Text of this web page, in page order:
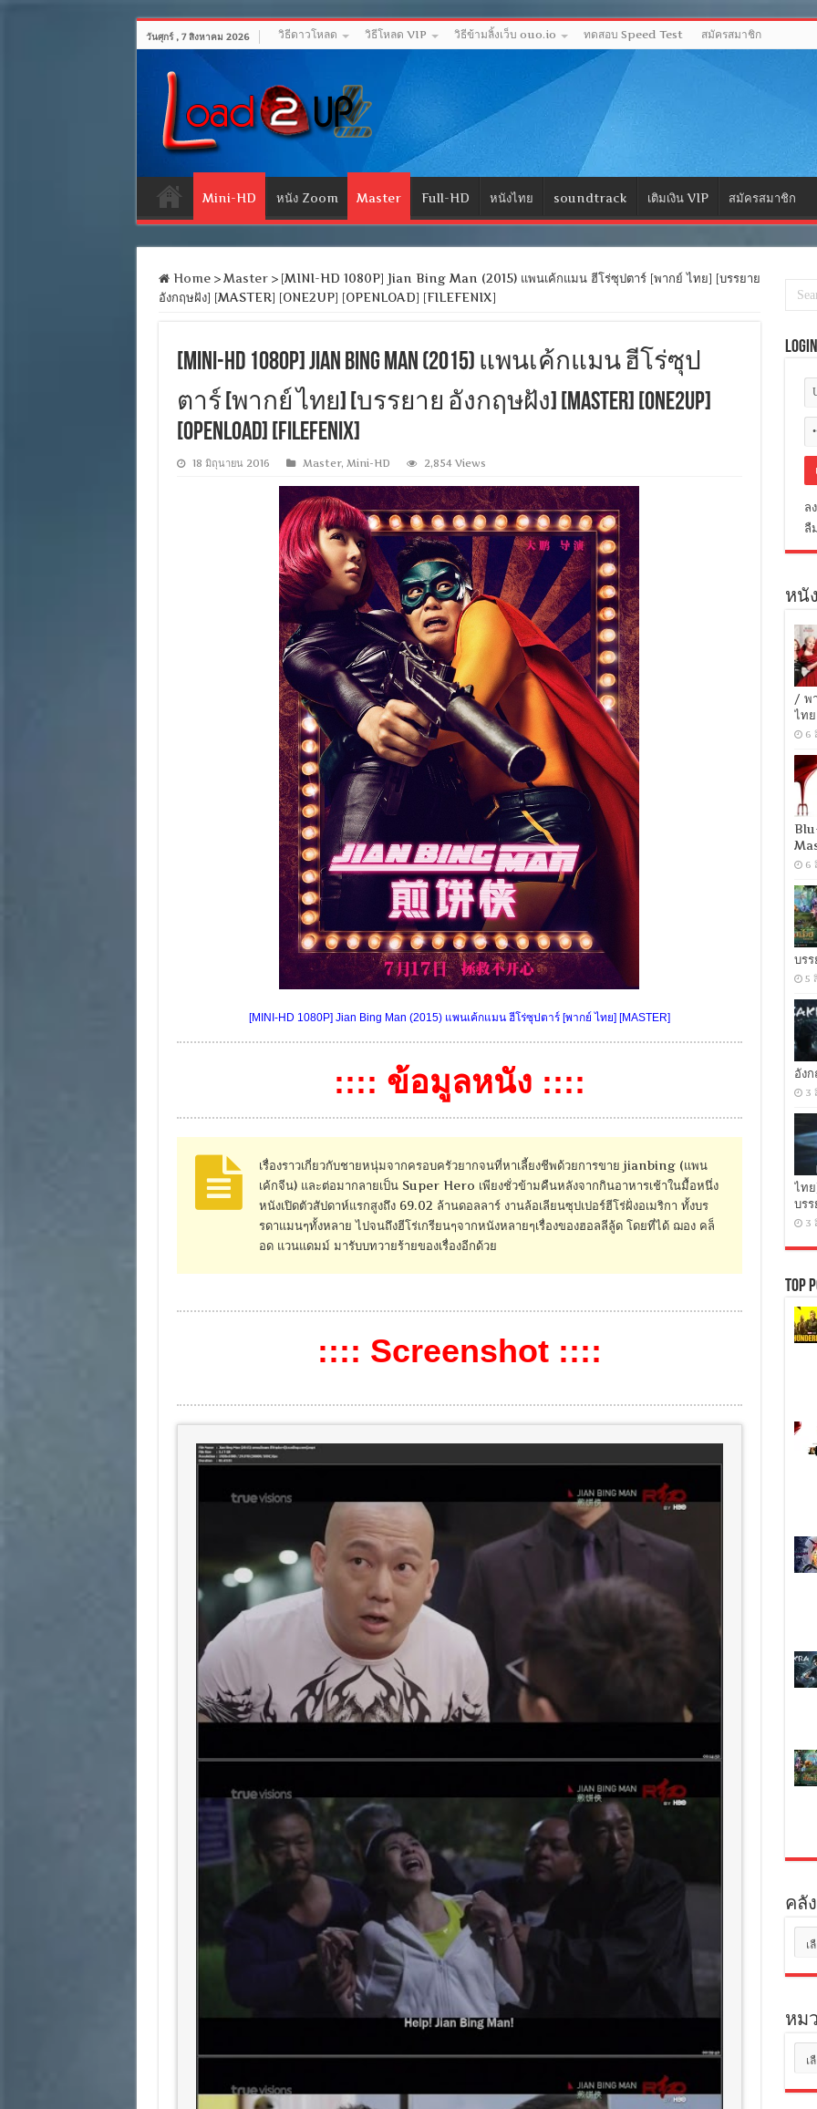
วันศุกร์ , 7 สิงหาคม 2026 วิธีดาวโหลด วิธีโหลด VIP วิธีข้ามลิ้งเว็บ ouo.io ทดสอบ Speed Test สมัครสมาชิก
Mini-HD หนัง Zoom Master Full-HD หนังไทย soundtrack เติมเงิน VIP สมัครสมาชิก
Home > Master > [MINI-HD 1080P] Jian Bing Man (2015) แพนเค้กแมน ฮีโร่ซุปตาร์ [พากย์ ไทย] [บรรยาย
อังกฤษฝัง] [MASTER] [ONE2UP] [OPENLOAD] [FILEFENIX]
[MINI-HD 1080P] Jian Bing Man (2015) แพนเค้กแมน ฮีโร่ซุป
ตาร์ [พากย์ ไทย] [บรรยาย อังกฤษฝัง] [MASTER] [ONE2UP]
[OPENLOAD] [FILEFENIX]
18 มิถุนายน 2016 Master, Mini-HD 2,854 Views
[MINI-HD 1080P] Jian Bing Man (2015) แพนเค้กแมน ฮีโร่ซุปตาร์ [พากย์ ไทย] [MASTER]
:::: ข้อมูลหนัง ::::
เรื่องราวเกี่ยวกับชายหนุ่มจากครอบครัวยากจนที่หาเลี้ยงชีพด้วยการขาย jianbing (แพน
เค้กจีน) และต่อมากลายเป็น Super Hero เพียงชั่วข้ามคืนหลังจากกินอาหารเช้าในมื้อหนึ่ง
หนังเปิดตัวสัปดาห์แรกสูงถึง 69.02 ล้านดอลลาร์ งานล้อเลียนซุปเปอร์ฮีโร่ฝั่งอเมริกา ทั้งบร
รดาแมนๆทั้งหลาย ไปจนถึงฮีโร่เกรียนๆจากหนังหลายๆเรื่องของฮอลลีลู้ด โดยที่ได้ ฌอง คล็
อด แวนแดมม์ มารับบทวายร้ายของเรื่องอีกด้วย
:::: Screenshot ::::
Login
ล
ลื
หนั
/ พ
ไท
6
6
บร
5
อัง
3
ไท
บร
3
Top
คลั
เก็บ
หม
หมู่